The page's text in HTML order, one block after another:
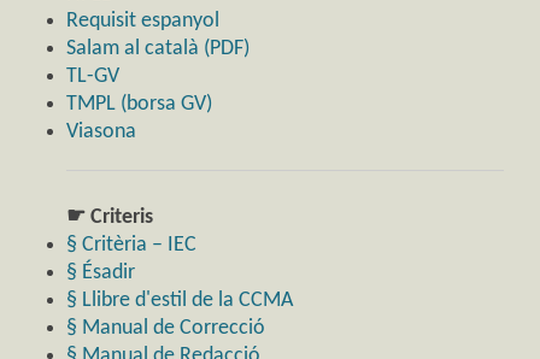
Requisit espanyol
Salam al català (PDF)
TL-GV
TMPL (borsa GV)
Viasona
☛ Criteris
§ Critèria – IEC
§ Ésadir
§ Llibre d'estil de la CCMA
§ Manual de Correcció